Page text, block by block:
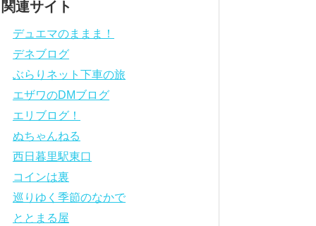
関連サイト
デュエマのままま！
デネブログ
ぶらりネット下車の旅
エザワのDMブログ
エリブログ！
ぬちゃんねる
西日暮里駅東口
コインは裏
巡りゆく季節のなかで
ととまる屋